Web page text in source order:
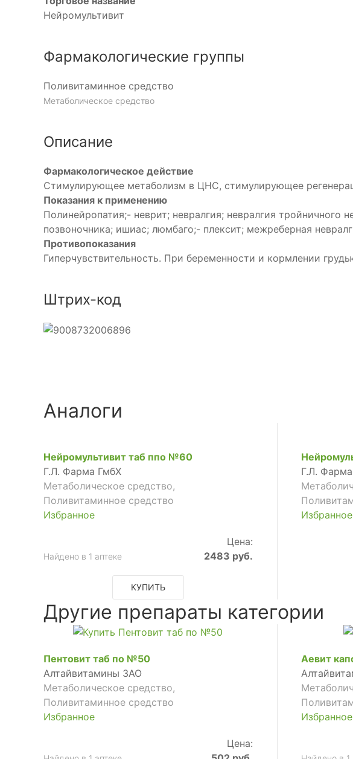
Нейромультивит
Фармакологические группы
Поливитаминное средство
Метаболическое средство
Описание
Фармакологическое действие
Стимулирующее метаболизм в ЦНС, стимулирующее
Показания к применению
Полинейропатия;- неврит; невралгия; невралгия
позвоночника; ишиас; люмбаго;- плексит; межреберная
Противопоказания
Гиперчувствительность. При беременности и кормлении
Штрих-код
Аналоги
Нейромультивит таб ппо №60
Г.Л. Фарма ГмбХ
Метаболическое средство,
Поливитаминное средство
Избранное
Цена:
Найдено в 1 аптеке 2483 руб.
КУПИТЬ
Г.Л.
Избранное
Другие препараты категории
Пентовит таб по №50
Алтайвитамины ЗАО
Метаболическое средство,
Поливитаминное средство
Избранное
Цена:
Аевит
Избранное